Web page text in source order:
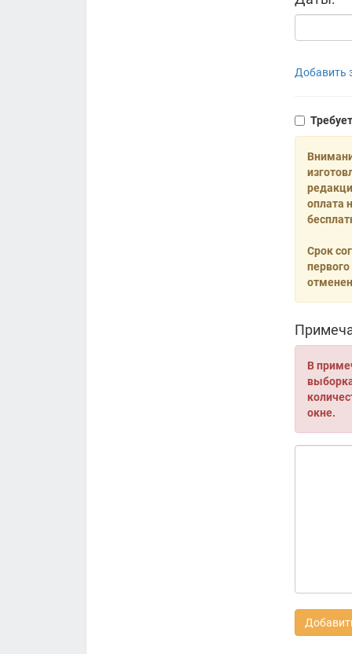
Добавить
оплата
Срок
В
окне.